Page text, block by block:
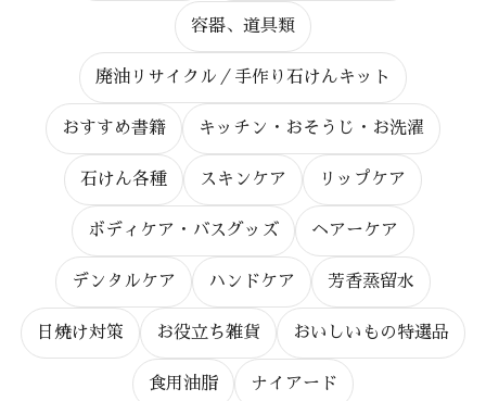
容器、道具類
廃油リサイクル／手作り石けんキット
おすすめ書籍 キッチン・おそうじ・お洗濯
石けん各種 スキンケア リップケア
ボディケア・バスグッズ ヘアーケア
デンタルケア ハンドケア 芳香蒸留水
日焼け対策 お役立ち雑貨 おいしいもの特選品
食用油脂 ナイアード